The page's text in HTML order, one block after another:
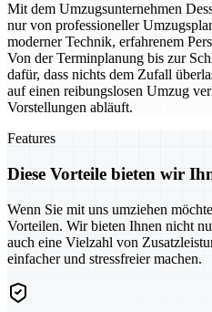
Mit dem Umzugsunternehmen
nur von professioneller
moderner Technik, erfahrenem
Von der Terminplanung bis zur
dafür, dass nichts dem Zufall
auf einen reibungslosen Umzug
Vorstellungen abläuft.
Features
Diese Vorteile bieten wir
Wenn Sie mit uns umziehen
Vorteilen. Wir bieten Ihnen nicht
auch eine Vielzahl von
einfacher und stressfreier machen.